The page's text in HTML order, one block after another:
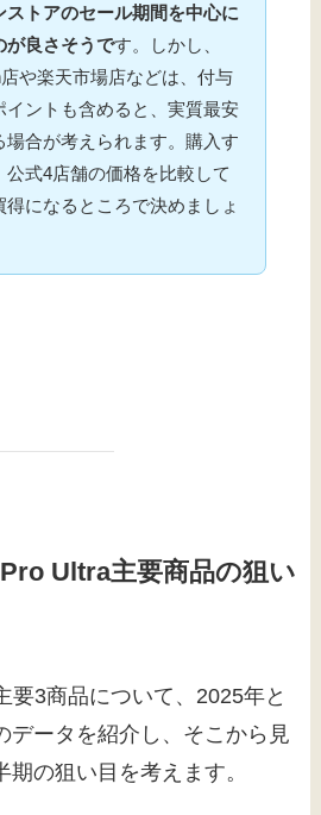
ストアのセール期間を中心に
が良さそうです。しかし、
や楽天市場店などは、付与
イントも含めると、実質最安
場合が考えられます。購入す
公式4店舗の価格を比較して
得になるところで決めましょ
Ultra主要商品の狙い
要3商品について、2025年と
データを紹介し、そこから見
期の狙い目を考えます。